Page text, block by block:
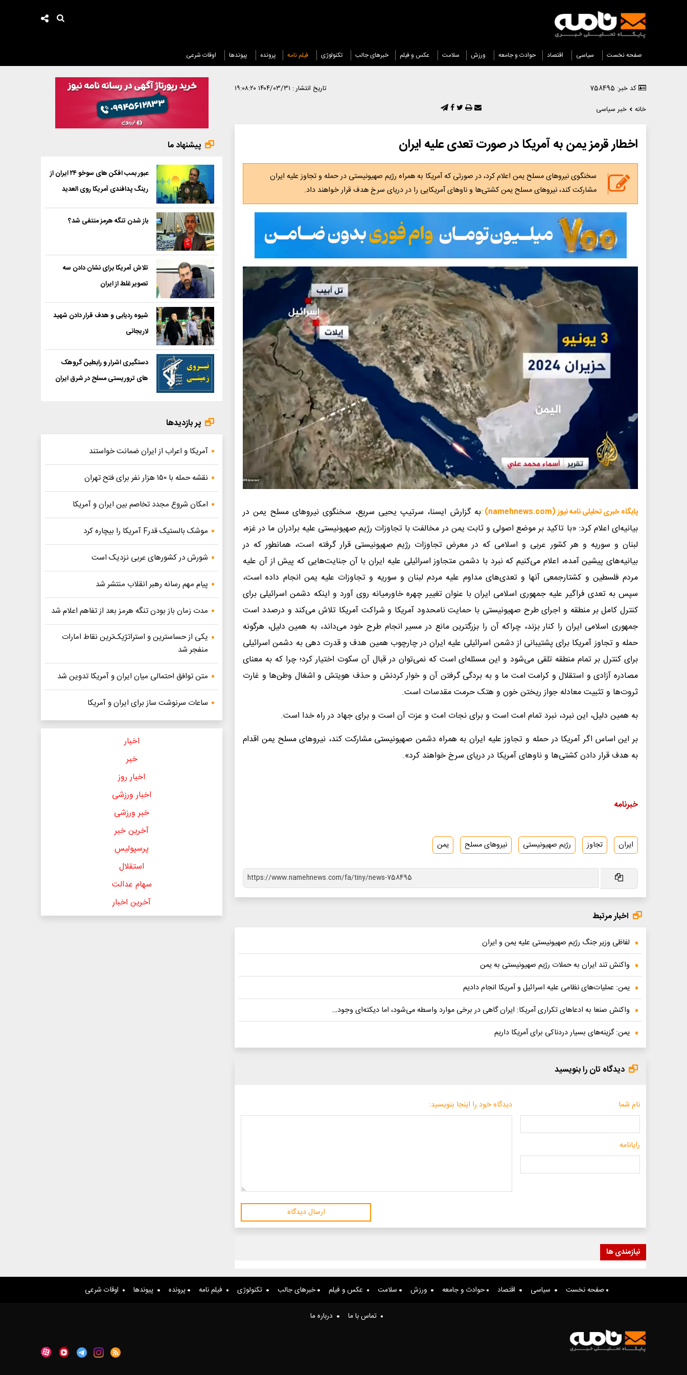
صفحه نخست سیاسی اقتصاد حوادث و جامعه ورزش سلامت عکس و فیلم خبرهای جالب تکنولوژی فیلم نامه پرونده پیوندها اوقات شرعی
کد خبر: 758495 تاریخ انتشار : ۱۴۰۴/۰۳/۳۱ ۱۹:۰۸:۲۰
خانه
خبر سیاسی
اخطار قرمز یمن به آمریکا در صورت تعدی علیه ایران
سخنگوی نیروهای مسلح یمن اعلام کرد، در صورتی که آمریکا به همراه رژیم صهیونیستی در حمله و تجاوز علیه ایران
مشارکت کند، نیروهای مسلح یمن کشتی‌ها و ناوهای آمریکایی را در دریای سرخ هدف قرار خواهند داد.
پایگاه خبری تحلیلی نامه نیوز (namehnews.com) :
به گزارش ایسنا، سرتیپ یحیی سریع، سخنگوی نیروهای مسلح یمن در
بیانیه‌ای اعلام کرد: «با تاکید بر موضع اصولی و ثابت یمن در مخالفت با تجاوزات رژیم صهیونیستی علیه برادران ما در غزه،
لبنان و سوریه و هر کشور عربی و اسلامی که در معرض تجاوزات رژیم صهیونیستی قرار گرفته است، همانطور که در
بیانیه‌های پیشین آمده، اعلام می‌کنیم که نبرد با دشمن متجاوز اسرائیلی علیه ایران با آن جنایت‌هایی که پیش از آن علیه
مردم فلسطین و کشتارجمعی آنها و تعدی‌های مداوم علیه مردم لبنان و سوریه و تجاوزات علیه یمن انجام داده است،
سپس به تعدی فراگیر علیه جمهوری اسلامی ایران با عنوان تغییر چهره خاورمیانه روی آورد و اینکه دشمن اسرائیلی برای
کنترل کامل بر منطقه و اجرای طرح صهیونیستی با حمایت نامحدود آمریکا و شراکت آمریکا تلاش می‌کند و درصدد است
جمهوری اسلامی ایران را کنار بزند، چراکه آن را بزرگترین مانع در مسیر انجام طرح خود می‌داند، به همین دلیل، هرگونه
حمله و تجاوز آمریکا برای پشتیبانی از دشمن اسرائیلی علیه ایران در چارچوب همین هدف و قدرت دهی به دشمن اسرائیلی
برای کنترل بر تمام منطقه تلقی می‌شود و این مسئله‌ای است که نمی‌توان در قبال آن سکوت اختیار کرد؛ چرا که به معنای
مصادره آزادی و استقلال و کرامت امت ما و به بردگی گرفتن آن و خوار کردنش و حذف هویتش و اشغال وطن‌ها و غارت
ثروت‌ها و تثبیت معادله جواز ریختن خون و هتک حرمت مقدسات است.
به همین دلیل، این نبرد، نبرد تمام امت است و برای نجات امت و عزت آن است و برای جهاد در راه خدا است.
بر این اساس اگر آمریکا در حمله و تجاوز علیه ایران به همراه دشمن صهیونیستی مشارکت کند، نیروهای مسلح یمن اقدام
به هدف قرار دادن کشتی‌ها و ناوهای آمریکا در دریای سرخ خواهند کرد».
خبرنامه
ایران تجاوز رژیم صهیونیستی نیروهای مسلح یمن
اخبار مرتبط
لفاظی وزیر جنگ رژیم صهیونیستی علیه یمن و ایران
واکنش تند ایران به حملات رژیم صهیونیستی به یمن
یمن: عملیات‌های نظامی علیه اسرائیل و آمریکا انجام دادیم
واکنش صنعا به ادعاهای تکراری آمریکا: ایران گاهی در برخی موارد واسطه می‌شود، اما دیکته‌ای وجود…
یمن: گزینه‌های بسیار دردناکی برای آمریکا داریم
دیدگاه تان را بنویسید
نام شما
رایانامه
دیدگاه خود را اینجا بنویسید:
ارسال دیدگاه
نیازمندی ها
پیشنهاد ما
عبور بمب افکن های سوخو ۲۴ ایران از
رینگ پدافندی آمریکا روی العدید
باز شدن تنگه هرمز منتفی شد؟
تلاش آمریکا برای نشان دادن سه
تصویر غلط از ایران
شیوه ردیابی و هدف قرار دادن شهید
لاریجانی
دستگیری اشرار و رابطین گروهک
های تروریستی مسلح در شرق ایران
پر بازدیدها
آمریکا و اعراب از ایران ضمانت خواستند
نقشه حمله با ۱۵۰ هزار نفر برای فتح تهران
امکان شروع مجدد تخاصم‌ بین ایران و آمریکا
موشک بالستیک قدرF آمریکا را بیچاره کرد
شورش در کشورهای عربی نزدیک است
پیام مهم رسانه رهبر انقلاب منتشر شد
مدت زمان باز بودن تنگه هرمز بعد از تفاهم اعلام شد
یکی از حساسترین و استراتژیک‌ترین نقاط امارات
منفجر شد
متن توافق احتمالی میان ایران و آمریکا تدوین شد
ساعات سرنوشت ساز برای ایران و آمریکا
اخبار
خبر
اخبار روز
اخبار ورزشی
خبر ورزشی
آخرین خبر
پرسپولیس
استقلال
سهام عدالت
آخرین اخبار
صفحه نخست سیاسی اقتصاد حوادث و جامعه ورزش سلامت عکس و فیلم خبرهای جالب تکنولوژی فیلم نامه پرونده پیوندها اوقات شرعی
تماس با ما درباره ما